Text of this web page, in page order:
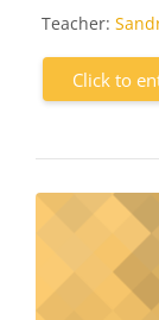
Teacher:
Click to